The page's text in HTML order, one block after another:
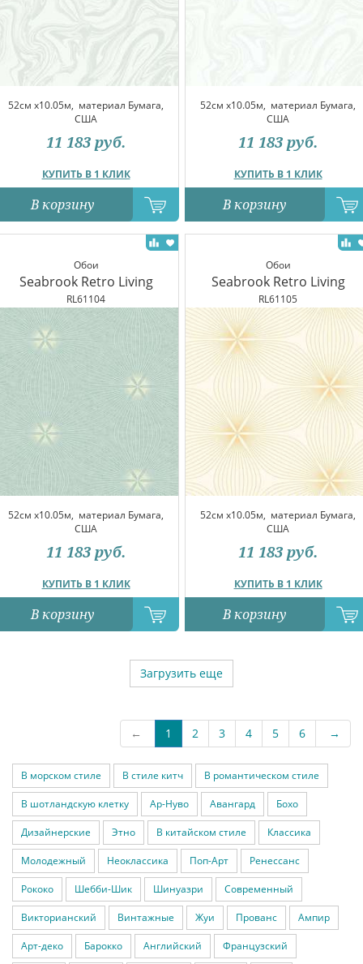
52см x10.05м, материал Бумага,
США
КУПИТЬ В 1 КЛИК
11 183 руб.
В корзину
52см x10.05м, материал Бумага,
США
КУПИТЬ В 1 КЛИК
11 183 руб.
В корзину
Обои
Seabrook Retro Living
RL61104
52см x10.05м, материал Бумага,
США
КУПИТЬ В 1 КЛИК
11 183 руб.
В корзину
Обои
Seabrook Retro Living
RL61105
52см x10.05м, материал Бумага,
США
КУПИТЬ В 1 КЛИК
11 183 руб.
В корзину
Загрузить еще
← 1 2 3 4 5 6 →
В морском стиле В стиле китч В романтическом стиле
В шотландскую клетку Ар-Нуво Авангард Бохо
Дизайнерские Этно В китайском стиле Классика
Молодежный Неоклассика Поп-Арт Ренессанс
Рококо Шебби-Шик Шинуазри Современный
Викторианский Винтажные Жуи Прованс Ампир
Арт-деко Барокко Английский Французский